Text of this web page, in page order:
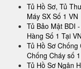
Tủ Hồ Sơ, Tủ
Máy SX Số 1 VN
Tủ Bảo Mật BDI
Hàng Số 1 Tại VN
Tủ Hồ Sơ Chống
Chống Cháy số
Tủ Hồ Sơ Ngân